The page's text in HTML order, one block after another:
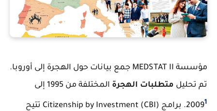
مؤسسة MEDSTAT II جمع بيانات حول الهجرة إلى أوروبا.
تم تحليلمتطلبات الهجرة المختلفة من 1995 إلى
2009
. برامج Citizenship by Investment (CBI) تتيح